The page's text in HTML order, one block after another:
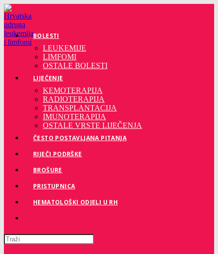
Preskoči
na
sadržaj
BOLESTI
LEUKEMIJE
LIMFOMI
OSTALE BOLESTI
LIJEČENJE
KEMOTERAPIJA
RADIOTERAPIJA
TRANSPLANTACIJA
IMUNOTERAPIJA
OSTALE VRSTE LIJEČENJA
ČESTO POSTAVLJANA PITANJA
RIJEČI PODRŠKE
BROŠURE
PRISTUPNICA
HEMATOLOŠKI ODJELI U RH
Pretražite
ovu